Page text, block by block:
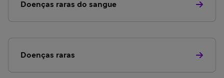
Doenças raras do sangue
Doenças raras